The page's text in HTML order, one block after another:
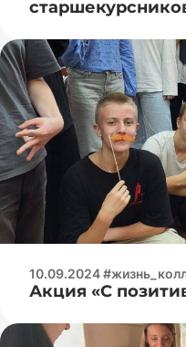
10.09.2024
Акция «С